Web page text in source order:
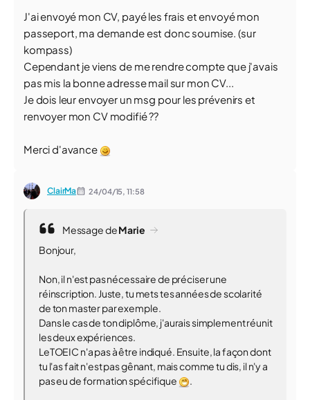
J'ai envoyé mon CV, payé les frais et envoyé mon
passeport, ma demande est donc soumise. (sur
kompass)
Cependant je viens de me rendre compte que j'avais
pas mis la bonne adresse mail sur mon CV...
Je dois leur envoyer un msg pour les prévenirs et
renvoyer mon CV modifié ??
Merci d'avance
ClairMa 24/04/15,11:58
Message deMarie
Bonjour,
Non, il n'est pas nécessaire de préciser une
réinscription. Juste, tu mets tes années de scolarité
de ton master par exemple.
Dans le cas de ton diplôme, j'aurais simplement réunit
les deux expériences.
LeTOEIC n'a pas à être indiqué. Ensuite, la façon dont
tu l'as fait n'est pas gênant, mais comme tu dis, il n'y a
pas eu de formation spécifique
.